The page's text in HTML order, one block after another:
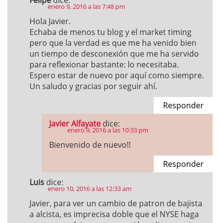
enero 9, 2016 a las 7:48 pm
Hola Javier.
Echaba de menos tu blog y el market timing
pero que la verdad es que me ha venido bien
un tiempo de desconexión que me ha servido
para reflexionar bastante: lo necesitaba.
Espero estar de nuevo por aquí como siempre.
Un saludo y gracias por seguir ahí.
Responder
Javier Alfayate dice:
enero 9, 2016 a las 10:33 pm
Bienvenido de nuevo!!
Responder
Luis dice:
enero 10, 2016 a las 12:33 am
Javier, para ver un cambio de patron de bajista
a alcista, es imprecisa doble que el NYSE haga